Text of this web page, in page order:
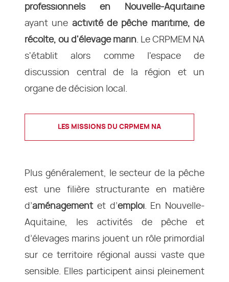
professionnels en Nouvelle-Aquitaine
ayant une activité de pêche maritime, de
récolte, ou d'élevage marin . Le CRPMEM NA
s'établit alors comme l'espace de
discussion central de la région et un
organe de décision local.
LES MISSIONS DU CRPMEM NA
Plus généralement, le secteur de la pêche
est une filière structurante en matière
d’aménagement et d’emploi. En Nouvelle-
Aquitaine, les activités de pêche et
d’élevages marins jouent un rôle primordial
sur ce territoire régional aussi vaste que
sensible. Elles participent ainsi pleinement